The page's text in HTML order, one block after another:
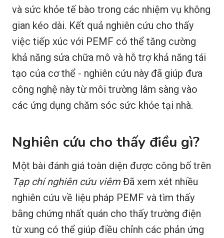
và sức khỏe tế bào trong các nhiệm vụ không
gian kéo dài. Kết quả nghiên cứu cho thấy
việc tiếp xúc với PEMF có thể tăng cường
khả năng sửa chữa mô và hỗ trợ khả năng tái
tạo của cơ thể - nghiên cứu này đã giúp đưa
công nghệ này từ môi trường lâm sàng vào
các ứng dụng chăm sóc sức khỏe tại nhà.
Nghiên cứu cho thấy điều gì?
Một bài đánh giá toàn diện được công bố trên
Tạp chí nghiên cứu viêm Đã xem xét nhiều
nghiên cứu về liệu pháp PEMF và tìm thấy
bằng chứng nhất quán cho thấy trường điện
từ xung có thể giúp điều chỉnh các phản ứng